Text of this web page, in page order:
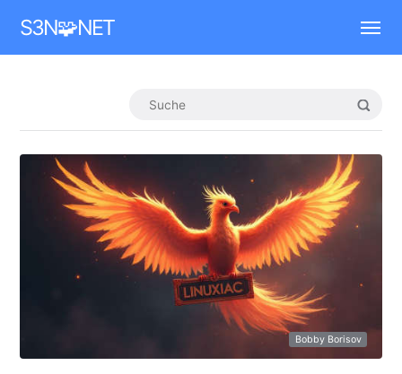
S3N🧩NET
Bobby Borisov